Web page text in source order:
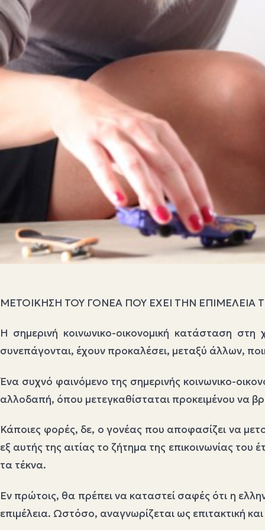
ΜΕΤΟΙΚΗΣΗ ΤΟΥ ΓΟΝΕΑ ΠΟΥ ΕΧΕΙ ΤΗΝ
Η σημερινή κοινωνικο-οικονομική κατάσταση
συνεπάγονται, έχουν προκαλέσει, μεταξύ άλλων,
Ένα συχνό φαινόμενο της σημερινής κοινωνικο-
αλλοδαπή, όπου μετεγκαθίσταται προκειμένου να
Κάποιες φορές, δε, ο γονέας που αποφασίζει να
εξ αυτής της αιτίας το ζήτημα της επικοινωνίας
τα τέκνα.
Εν πρώτοις, θα πρέπει να καταστεί σαφές ότι η
επιμέλεια. Ωστόσο, αναγνωρίζεται ως επιτακτική